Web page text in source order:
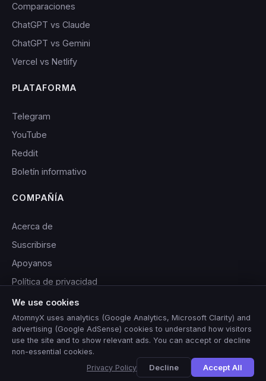
Comparaciones
ChatGPT vs Claude
ChatGPT vs Gemini
Vercel vs Netlify
PLATAFORMA
Telegram
YouTube
Reddit
Boletín informativo
COMPAÑÍA
Acerca de
Suscribirse
Apoyanos
Política de privacidad
Términos de servicio
© 2026 AtomnyX. Todos los derechos reservados.
Built with purpose. Powered by curiosity.
We use cookies
AtomnyX uses analytics (Google Analytics, Microsoft Clarity) and
advertising (Google AdSense) cookies to understand how visitors
use the site and to show relevant ads. You can accept or decline
non-essential cookies.
Privacy Policy
Decline Accept All
View this site in English Yes No, thanks